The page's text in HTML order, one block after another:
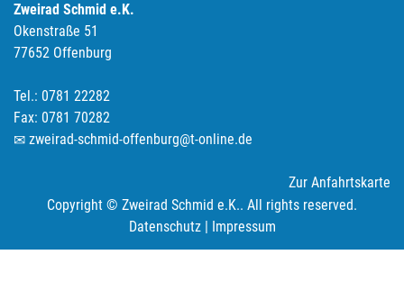
Zweirad Schmid e.K.
Okenstraße 51
77652 Offenburg
Tel.: 0781 22282
Fax: 0781 70282
zweirad-schmid-offenburg@t-online.de
Zur Anfahrtskarte
Copyright © Zweirad Schmid e.K.. All rights reserved.
Datenschutz| Impressum